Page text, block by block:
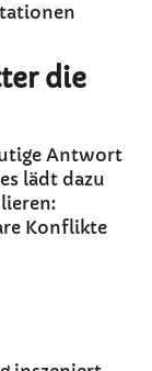
die
Antwort
lädt dazu
Konflikte